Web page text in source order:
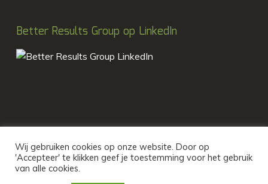
Better Results Group op LinkedIn
Wij gebruiken cookies op onze website. Door op
'Accepteer' te klikken geef je toestemming voor het gebruik
van alle cookies.